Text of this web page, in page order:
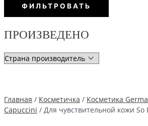
н
и
а
н
а
к
м
ь
н
ФИЛЬТРОВАТЬ
ПРОИЗВЕДЕНО
Главная / Косметичка / Косметика
Capuccini / Для чувствительной кожи So